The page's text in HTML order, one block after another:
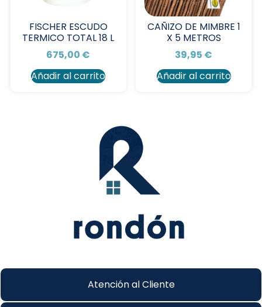
FISCHER ESCUDO
TERMICO TOTAL 18 L
675,00 €
Añadir al carrito
CAÑIZO DE MIMBRE 1
X 5 METROS
39,95 €
Añadir al carrito
Atención al Cliente